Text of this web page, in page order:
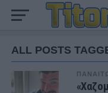
ALL POSTS